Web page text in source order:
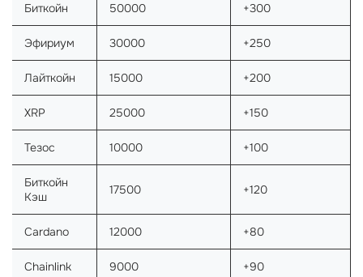
Биткойн 50000 +300
Эфириум 30000 +250
Лайткойн 15000 +200
XRP 25000 +150
Тезос 10000 +100
Биткойн
Кэш
17500 +120
Cardano 12000 +80
Chainlink 9000 +90